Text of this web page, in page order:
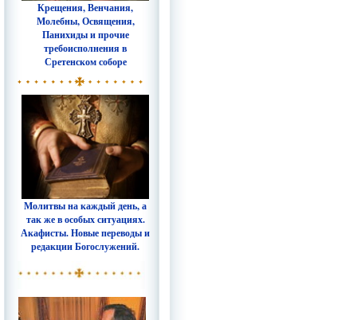
Крещения, Венчания,
Молебны, Освящения,
Панихиды и прочие
требоисполнения в
Сретенском соборе
Молитвы на каждый день, а
так же в особых ситуациях.
Акафисты. Новые переводы и
редакции Богослужений.